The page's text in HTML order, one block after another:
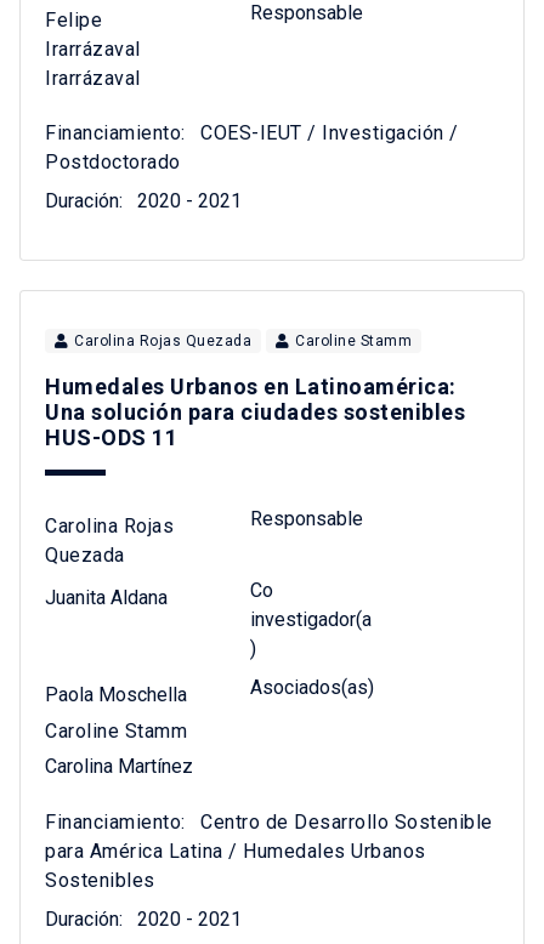
Felipe
Irarrázaval
Irarrázaval
Responsable
Financiamiento:
COES-IEUT / Investigación /
Postdoctorado
Duración:
2020 - 2021
Carolina Rojas Quezada Caroline Stamm
Humedales Urbanos en Latinoamérica:
Una solución para ciudades sostenibles
HUS-ODS 11
Carolina Rojas
Quezada
Responsable
Juanita Aldana
Co
investigador(a
)
Paola Moschella
Caroline Stamm
Carolina Martínez
Asociados(as)
Financiamiento:
Centro de Desarrollo Sostenible
para América Latina / Humedales Urbanos
Sostenibles
Duración:
2020 - 2021